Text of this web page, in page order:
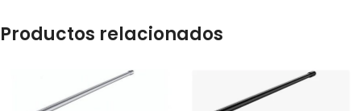
Productos relacionados